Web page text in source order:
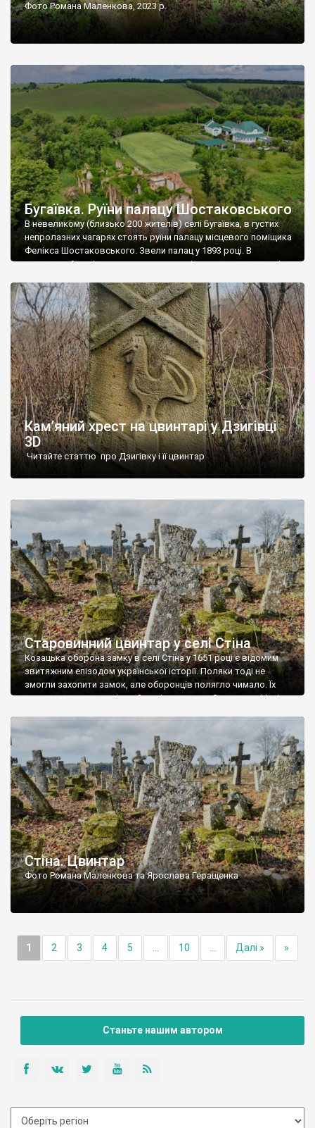
Фото Романа Маленкова, 2023 р.
Бугаївка. Руїни палацу Шостаковського
В невеликому (близько 200 жителів) селі Бугаївка, в густих
непролазних чагарях стоять руїни палацу місцевого поміщика
Фелікса Шостаковського. Звели палац у 1893 році. В
радянський період у ньому спочатку містилася школа, потім
століття тут розмістили туберкульозну лікарню. Коли із
палацу виїхала лікарня – ми точно не […]
Кам’яний хрест на цвинтарі у Дзигівці
3D
Читайте статтю про Дзигівку і її цвинтар
Старовинний цвинтар у селі Стіна
Козацька оборона замку в селі Стіна у 1651 році є відомим
звитяжним епізодом української історії. Поляки тоді не
змогли захопити замок, але оборонців полягло чимало. Їх
поховали на цвинтарі, який тоді називався Замковим. Нині на
ньому чимало хрестів 19 століття, є такі, де епітафії стер […]
Стіна. Цвинтар
Фото Романа Маленкова та Ярослава Геращенка
1 2 3 4 5 10 Далі » »
Станьте нашим автором